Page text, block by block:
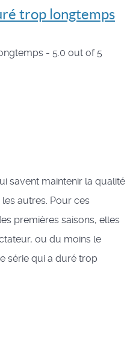
trop longtemps
- 5.0 out of 5
savent maintenir la qualité
autres. Pour ces
premières saisons, elles
ou du moins le
série qui a duré trop